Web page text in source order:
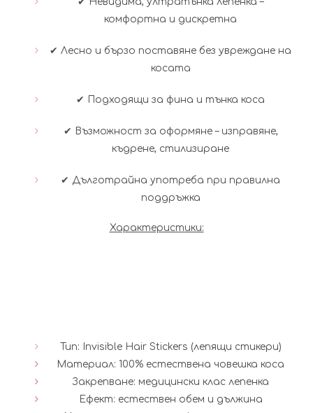
комфортна и дискретна
✔ Лесно и бързо поставяне без увреждане на
косата
✔ Подходящи за фина и тънка коса
✔ Възможност за оформяне – изправяне,
къдрене, стилизиране
✔ Дълготрайна употреба при правилна
поддръжка
Характеристики:
Тип: Invisible Hair Stickers (лепящи стикери)
Материал: 100% естествена човешка коса
Закрепване: медицински клас лепенка
Ефект: естествен обем и дължина